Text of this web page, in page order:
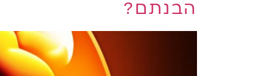
הבנתם?